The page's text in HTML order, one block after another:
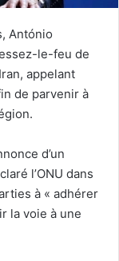
António
le-feu de
appelant
de parvenir à
d’un
l’ONU dans
à « adhérer
la voie à une